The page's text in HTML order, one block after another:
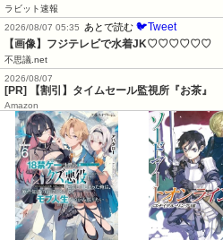
ラビット速報
2026/08/07 05:35
あとで読む 🐦Tweet
【画像】フジテレビで水着JK♡♡♡♡♡♡
不思議.net
2026/08/07
[PR] 【割引】タイムセール監視所『お茶』
Amazon